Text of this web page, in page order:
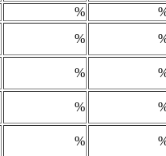
%
%
%
%
%